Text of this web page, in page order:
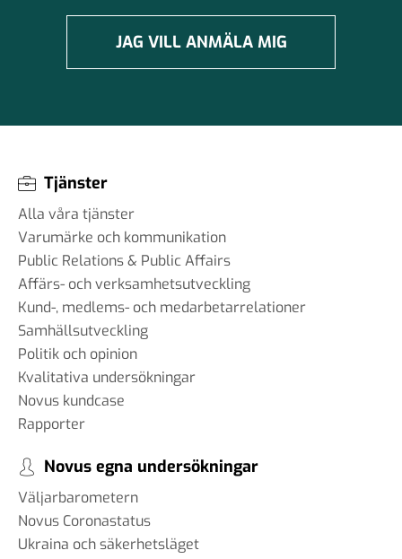
JAG VILL ANMÄLA MIG
Tjänster
Alla våra tjänster
Varumärke och kommunikation
Public Relations & Public Affairs
Affärs- och verksamhetsutveckling
Kund-, medlems- och medarbetarrelationer
Samhällsutveckling
Politik och opinion
Kvalitativa undersökningar
Novus kundcase
Rapporter
Novus egna undersökningar
Väljarbarometern
Novus Coronastatus
Ukraina och säkerhetsläget